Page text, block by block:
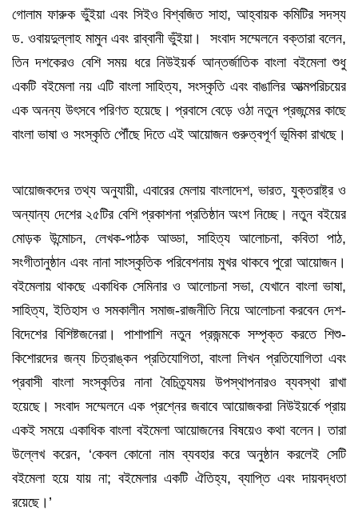
গোলাম ফারুক ভুঁইয়া এবং সিইও বিশ্বজিত সাহা, আহ্বায়ক কমিটির সদস্য
ড. ওবায়দুল্লাহ মামুন এবং রাব্বানী ভুঁইয়া। সংবাদ সম্মেলনে বক্তারা বলেন,
তিন দশকেরও বেশি সময় ধরে নিউইয়র্ক আন্তর্জাতিক বাংলা বইমেলা শুধু
একটি বইমেলা নয় এটি বাংলা সাহিত্য, সংস্কৃতি এবং বাঙালির আত্মপরিচয়ের
এক অনন্য উৎসবে পরিণত হয়েছে। প্রবাসে বেড়ে ওঠা নতুন প্রজন্মের কাছে
বাংলা ভাষা ও সংস্কৃতি পৌঁছে দিতে এই আয়োজন গুরুত্বপূর্ণ ভূমিকা রাখছে।
আয়োজকদের তথ্য অনুযায়ী, এবারের মেলায় বাংলাদেশ, ভারত, যুক্তরাষ্ট্র ও
অন্যান্য দেশের ২৫টির বেশি প্রকাশনা প্রতিষ্ঠান অংশ নিচ্ছে। নতুন বইয়ের
মোড়ক উন্মোচন, লেখক-পাঠক আড্ডা, সাহিত্য আলোচনা, কবিতা পাঠ,
সংগীতানুষ্ঠান এবং নানা সাংস্কৃতিক পরিবেশনায় মুখর থাকবে পুরো আয়োজন।
বইমেলায় থাকছে একাধিক সেমিনার ও আলোচনা সভা, যেখানে বাংলা ভাষা,
সাহিত্য, ইতিহাস ও সমকালীন সমাজ-রাজনীতি নিয়ে আলোচনা করবেন দেশ-
বিদেশের বিশিষ্টজনেরা। পাশাপাশি নতুন প্রজন্মকে সম্পৃক্ত করতে শিশু-
কিশোরদের জন্য চিত্রাঙ্কন প্রতিযোগিতা, বাংলা লিখন প্রতিযোগিতা এবং
প্রবাসী বাংলা সংস্কৃতির নানা বৈচিত্র্যময় উপস্থাপনারও ব্যবস্থা রাখা
হয়েছে। সংবাদ সম্মেলনে এক প্রশ্নের জবাবে আয়োজকরা নিউইয়র্কে প্রায়
একই সময়ে একাধিক বাংলা বইমেলা আয়োজনের বিষয়েও কথা বলেন। তারা
উল্লেখ করেন, ‘কেবল কোনো নাম ব্যবহার করে অনুষ্ঠান করলেই সেটি
বইমেলা হয়ে যায় না; বইমেলার একটি ঐতিহ্য, ব্যাপ্তি এবং দায়বদ্ধতা
রয়েছে।’